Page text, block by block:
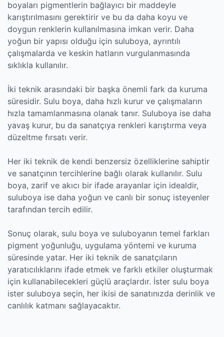
boyaları pigmentlerin bağlayıcı bir maddeyle
karıştırılmasını gerektirir ve bu da daha koyu ve
doygun renklerin kullanılmasına imkan verir. Daha
yoğun bir yapısı olduğu için suluboya, ayrıntılı
çalışmalarda ve keskin hatların vurgulanmasında
sıklıkla kullanılır.
İki teknik arasındaki bir başka önemli fark da kuruma
süresidir. Sulu boya, daha hızlı kurur ve çalışmaların
hızla tamamlanmasına olanak tanır. Suluboya ise daha
yavaş kurur, bu da sanatçıya renkleri karıştırma veya
düzeltme fırsatı verir.
Her iki teknik de kendi benzersiz özelliklerine sahiptir
ve sanatçının tercihlerine bağlı olarak kullanılır. Sulu
boya, zarif ve akıcı bir ifade arayanlar için idealdir,
suluboya ise daha yoğun ve canlı bir sonuç isteyenler
tarafından tercih edilir.
Sonuç olarak, sulu boya ve suluboyanın temel farkları
pigment yoğunluğu, uygulama yöntemi ve kuruma
süresinde yatar. Her iki teknik de sanatçıların
yaratıcılıklarını ifade etmek ve farklı etkiler oluşturmak
için kullanabilecekleri güçlü araçlardır. İster sulu boya
ister suluboya seçin, her ikisi de sanatınızda derinlik ve
canlılık katmanı sağlayacaktır.